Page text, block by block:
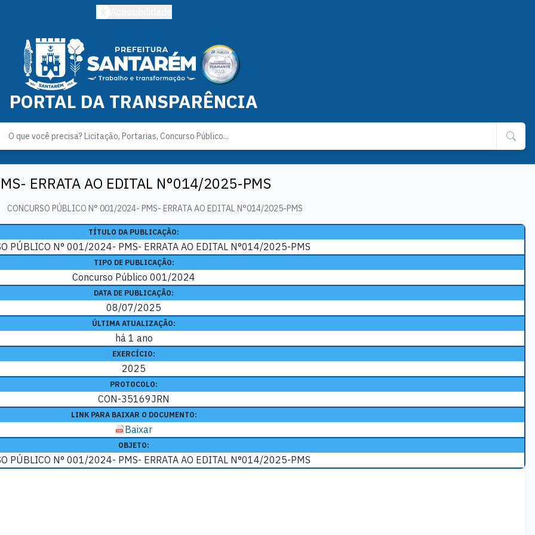
PORTAL DA TRANSPARÊNCIA
ERRATA AO EDITAL N°014/2025-PMS
CONCURSO PÚBLICO N° 001/2024- PMS- ERRATA AO EDITAL N°014/2025-PMS
TÍTULO DA PUBLICAÇÃO:
PÚBLICO N° 001/2024- PMS- ERRATA AO EDITAL N°014/2025-PMS
TIPO DE PUBLICAÇÃO:
Concurso Público 001/2024
DATA DE PUBLICAÇÃO:
08/07/2025
ÚLTIMA ATUALIZAÇÃO:
há 1 ano
EXERCÍCIO:
2025
PROTOCOLO:
CON-35169JRN
LINK PARA BAIXAR O DOCUMENTO:
Baixar
OBJETO:
PÚBLICO N° 001/2024- PMS- ERRATA AO EDITAL N°014/2025-PMS